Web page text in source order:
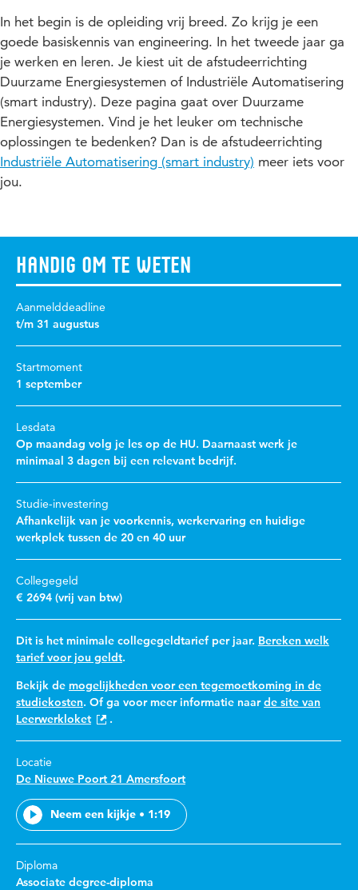
In het begin is de opleiding vrij breed. Zo krijg je een
goede basiskennis van engineering. In het tweede jaar ga
je werken en leren. Je kiest uit de afstudeerrichting
Duurzame Energiesystemen of Industriële Automatisering
(smart industry). Deze pagina gaat over Duurzame
Energiesystemen. Vind je het leuker om technische
oplossingen te bedenken? Dan is de afstudeerrichting
Industriële Automatisering (smart industry) meer iets voor
jou.
Handig om te weten
Aanmelddeadline
t/m 31 augustus
Startmoment
1 september
Lesdata
Op maandag volg je les op de HU. Daarnaast werk je
minimaal 3 dagen bij een relevant bedrijf.
Studie-investering
Afhankelijk van je voorkennis, werkervaring en huidige
werkplek tussen de 20 en 40 uur
Collegegeld
€ 2694 (vrij van btw)
Dit is het minimale collegegeldtarief per jaar. Bereken welk
tarief voor jou geldt.
Bekijk de mogelijkheden voor een tegemoetkoming in de
studiekosten. Of ga voor meer informatie naarde site van
Leerwerkloket
.
Locatie
De Nieuwe Poort 21 Amersfoort
Neem een kijkje • 1:19
Diploma
Associate degree-diploma